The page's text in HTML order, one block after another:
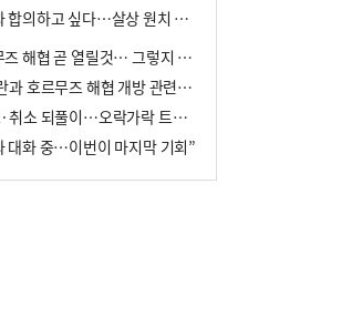
트럼프 “이란과 합의하고 싶다…살상 원치 않아”
트럼프 "호르무즈 해협 곧 열릴것… 그렇지 않으면 이란에 강력 공격"
美 "조만간 이란과 호르무즈 해협 개방 관련된 합의 이뤄질 것"
이란 공습 경고·취소 되풀이…오락가락 트럼프 비꼰 ‘타코’
대화 중…이번이 마지막 기회”